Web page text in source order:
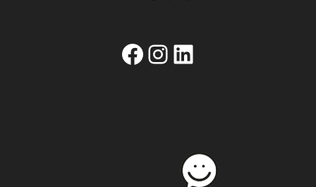
Facebook
Instagram
Linkedin